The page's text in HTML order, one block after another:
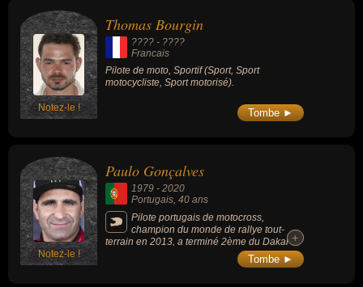
Notez-le !
Thomas Bourgin
???? - ????
Francais
Pilote de moto, Sportif (Sport, Sport
motocycliste, Sport motorisé).
Tombe ►
Notez-le !
Paulo Gonçalves
1979 - 2020
Portugais , 40 ans
Pilote portugais de motocross,
champion du monde de rallye tout-
terrain en 2013, a terminé 2ème du Dakar +
+
Tombe ►